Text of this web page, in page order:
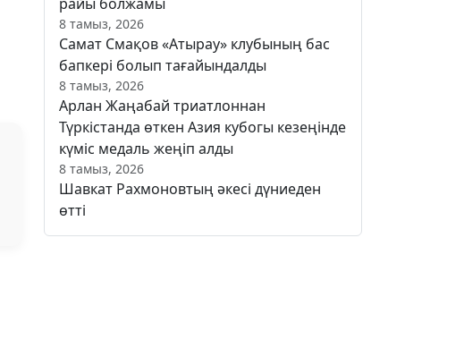
8 тамыз, 2026
Самат Смақов «Атырау» клубының бас
бапкері болып тағайындалды
8 тамыз, 2026
Арлан Жаңабай триатлоннан
Түркістанда өткен Азия кубогы кезеңінде
күміс медаль жеңіп алды
8 тамыз, 2026
Шавкат Рахмоновтың әкесі дүниеден
өтті